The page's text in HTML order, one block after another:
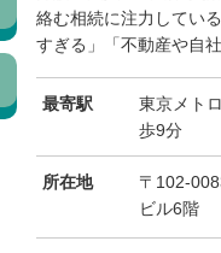
絡む相続に注力してい
すぎる」「不動産や自
最寄駅
東京メト
歩9分
所在地
〒102-
ビル6階